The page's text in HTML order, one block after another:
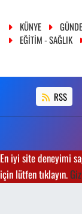
KÜNYE
EĞİTİM - SAĞLIK
RSS
En iyi site deneyimi
için lütfen tıklayın.